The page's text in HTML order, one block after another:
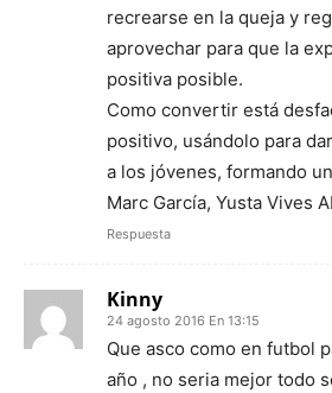
recrearse en la queja y
aprovechar para que la
positiva posible.
Como convertir está
positivo, usándolo para
a los jóvenes, formando
Marc García, Yusta Vives
Respuesta
Kinny
24 agosto 2016 En 13:15
Que asco como en futbol
año , no seria mejor todo